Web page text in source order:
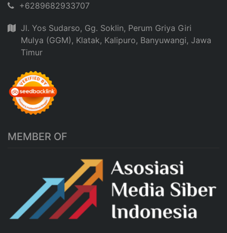
+6289682933707
Jl. Yos Sudarso, Gg. Soklin, Perum Griya Giri
Mulya (GGM), Klatak, Kalipuro, Banyuwangi, Jawa
Timur
MEMBER OF